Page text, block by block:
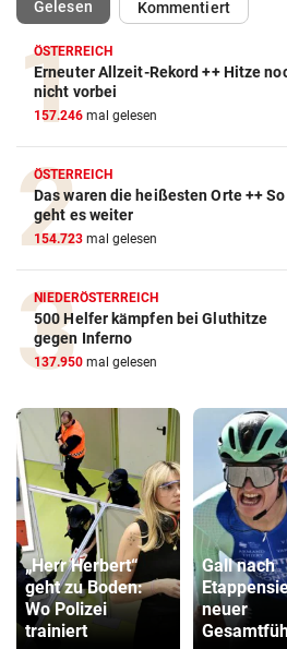
Gelesen(ausgewählt)Kommentiert
ÖSTERREICH
Erneuter Allzeit-Rekord ++ Hitze
nicht vorbei
157.246 mal gelesen
ÖSTERREICH
Das waren die heißesten Orte ++ So
geht es weiter
154.723 mal gelesen
NIEDERÖSTERREICH
500 Helfer kämpfen bei Gluthitze
gegen Inferno
137.950 mal gelesen
„Herr Herbert“
geht zu Boden:
Wo Polizei
trainiert
Gall nach
neuer